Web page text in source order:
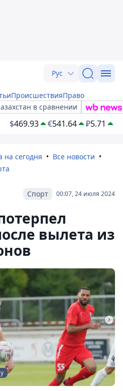
Рус
ПроисшествияПраво
в сравнении
$469.93 €541.64 ₽5.71
на сегодня
Все новости
00:07, 24 июля 2024
Спорт
вылета из